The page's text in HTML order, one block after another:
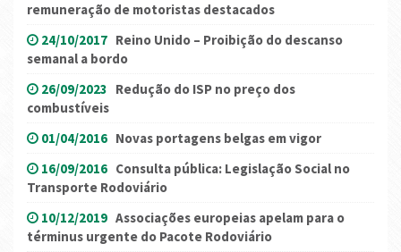
remuneração de motoristas destacados
24/10/2017 Reino Unido – Proibição do descanso
semanal a bordo
26/09/2023 Redução do ISP no preço dos
combustíveis
01/04/2016 Novas portagens belgas em vigor
16/09/2016 Consulta pública: Legislação Social no
Transporte Rodoviário
10/12/2019 Associações europeias apelam para o
términus urgente do Pacote Rodoviário